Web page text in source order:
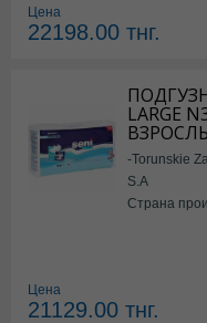
Цена
22198.00 тнг.
LARGE
-Torunskie
S.A
Страна
Цена
21129.00 тнг.